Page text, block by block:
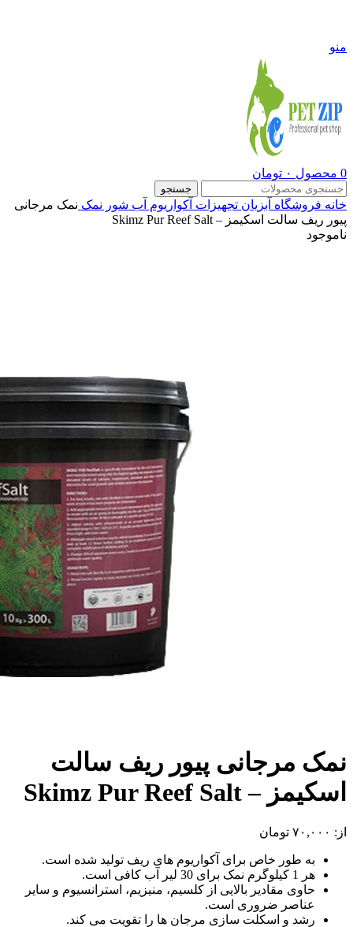
منو
0 محصول ۰ تومان
جستجو
خانه فروشگاه آبزیان تجهیزات آکواریوم آب شور نمک نمک مرجانی
پیور ریف سالت اسکیمز – Skimz Pur Reef Salt
ناموجود
نمک مرجانی پیور ریف سالت
اسکیمز – Skimz Pur Reef Salt
از: ۷۰,۰۰۰ تومان
به طور خاص برای آکواریوم های ریف تولید شده است.
هر 1 کیلوگرم نمک برای 30 لیر آب کافی است.
حاوی مقادیر بالایی از کلسیم، منیزیم، استرانسیوم و سایر
عناصر ضروری است.
رشد و اسکلت سازی مرجان ها را تقویت می کند.